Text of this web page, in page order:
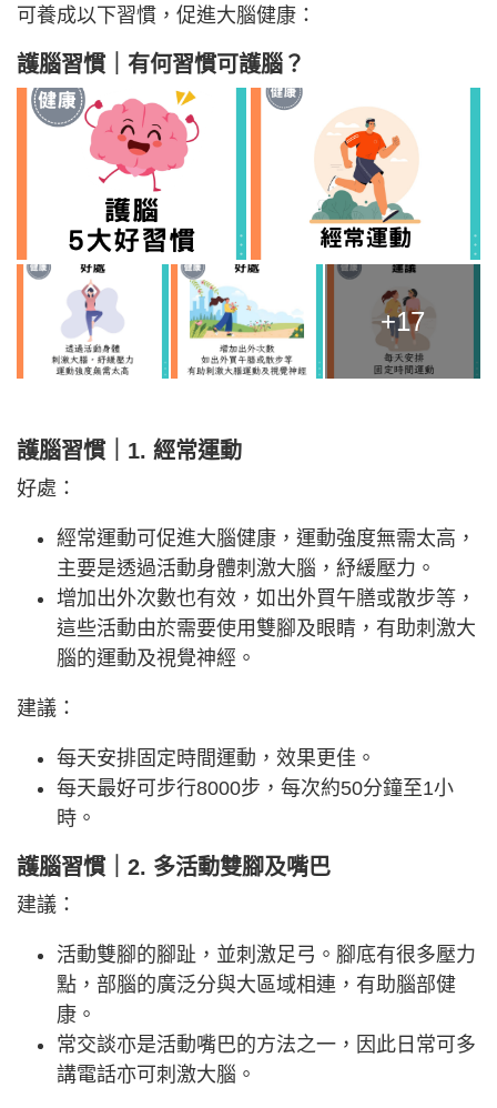
可養成以下習慣，促進大腦健康：
護腦習慣｜有何習慣可護腦？
+17
護腦習慣｜1. 經常運動
好處：
經常運動可促進大腦健康，運動強度無需太高，
主要是透過活動身體刺激大腦，紓緩壓力。
增加出外次數也有效，如出外買午膳或散步等，
這些活動由於需要使用雙腳及眼睛，有助刺激大
腦的運動及視覺神經。
建議：
每天安排固定時間運動，效果更佳。
每天最好可步行8000步，每次約50分鐘至1小
時。
護腦習慣｜2. 多活動雙腳及嘴巴
建議：
活動雙腳的腳趾，並刺激足弓。腳底有很多壓力
點，部腦的廣泛分與大區域相連，有助腦部健
康。
常交談亦是活動嘴巴的方法之一，因此日常可多
講電話亦可刺激大腦。